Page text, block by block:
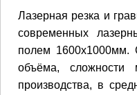
Лазерная резка и
современных
полем 1600х1000мм.
объёма, сложности
производства, в